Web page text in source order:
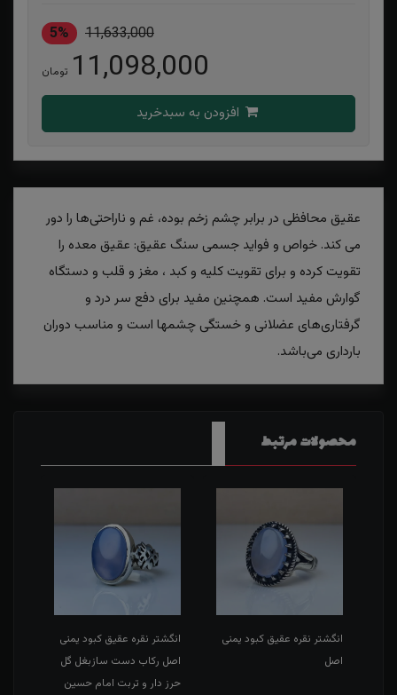
11,633,000
5%
11,098,000 تومان
عقیق محافظی در برابر چشم زخم بوده، غم و ناراحتی‌ها را دور
می کند. خواص و فواید جسمی سنگ عقیق: عقیق معده را
تقویت کرده و برای تقویت کلیه و کبد ، مغز و قلب و دستگاه
گوارش مفید است. همچنین مفید برای دفع سر درد و
گرفتاری‌های عضلانی و خستگی چشمها است و مناسب دوران
بارداری می‌باشد.
محصولات مرتبط
انگشتر نقره عقیق کبود یمنی
اصل
انگشتر نقره عقیق کبود یمنی
اصل رکاب دست سازبغل گل
حرز دار و تربت امام حسین